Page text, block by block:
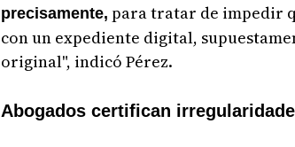
precisamente, para tratar de impedir
con un expediente digital,
original", indicó Pérez.
Abogados certifican